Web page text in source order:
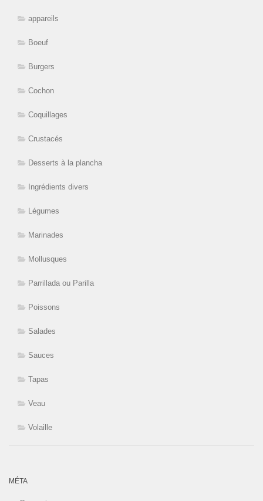
appareils
Boeuf
Burgers
Cochon
Coquillages
Crustacés
Desserts à la plancha
Ingrédients divers
Légumes
Marinades
Mollusques
Parrillada ou Parilla
Poissons
Salades
Sauces
Tapas
Veau
Volaille
MÉTA